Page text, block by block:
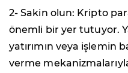
2- Sakin olun: Kripto
önemli bir yer tutuyor.
yatırımın veya işlemin
verme